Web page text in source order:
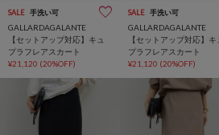
SALE 手洗い可
GALLARDAGALANTE
【セットアップ対応】キュ
プラフレアスカート
¥21,120 (20%OFF)
SALE 手洗い可
GALLARDAGALANTE
【セットアップ対応】キ
プラフレアスカート
¥21,120 (20%OFF)